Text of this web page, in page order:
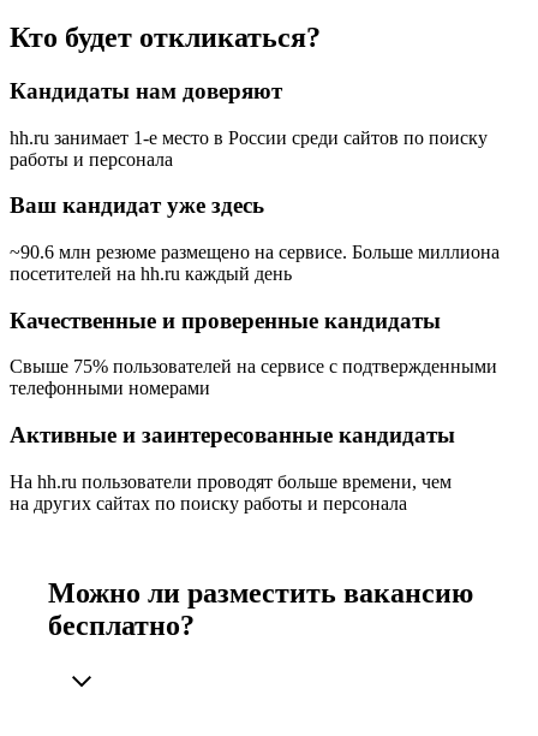
Кто будет откликаться?
Кандидаты нам доверяют
hh.ru занимает 1-е место в России среди сайтов по поиску
работы и персонала
Ваш кандидат уже здесь
~90.6 млн резюме размещено на сервисе. Больше миллиона
посетителей на hh.ru каждый день
Качественные и проверенные кандидаты
Свыше 75% пользователей на сервисе с подтвержденными
телефонными номерами
Активные и заинтересованные кандидаты
На hh.ru пользователи проводят больше времени, чем
на других сайтах по поиску работы и персонала
Можно ли разместить вакансию
бесплатно?